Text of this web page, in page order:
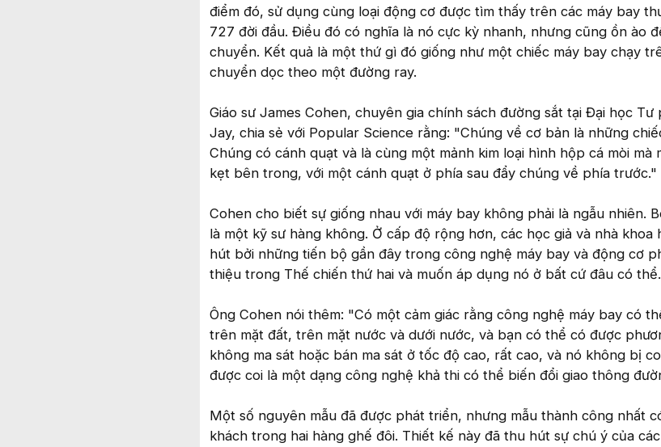
điểm đó, sử dụng cùng loại động cơ được tìm thấy trên các máy bay
727 đời đầu. Điều đó có nghĩa là nó cực kỳ nhanh, nhưng cũng ồn ào
chuyển. Kết quả là một thứ gì đó giống như một chiếc máy bay chạy
chuyển dọc theo một đường ray.
Giáo sư James Cohen, chuyên gia chính sách đường sắt tại Đại học
Jay, chia sẻ với Popular Science rằng: "Chúng về cơ bản là những
Chúng có cánh quạt và là cùng một mảnh kim loại hình hộp cá mòi mà
kẹt bên trong, với một cánh quạt ở phía sau đẩy chúng về phía trước."
Cohen cho biết sự giống nhau với máy bay không phải là ngẫu nhiên.
là một kỹ sư hàng không. Ở cấp độ rộng hơn, các học giả và nhà
hút bởi những tiến bộ gần đây trong công nghệ máy bay và động cơ
thiệu trong Thế chiến thứ hai và muốn áp dụng nó ở bất cứ đâu có thể.
Ông Cohen nói thêm: "Có một cảm giác rằng công nghệ máy bay có
trên mặt đất, trên mặt nước và dưới nước, và bạn có thể có được
không ma sát hoặc bán ma sát ở tốc độ cao, rất cao, và nó không bị
được coi là một dạng công nghệ khả thi có thể biến đổi giao thông
Một số nguyên mẫu đã được phát triển, nhưng mẫu thành công nhất
khách trong hai hàng ghế đôi. Thiết kế này đã thu hút sự chú ý của